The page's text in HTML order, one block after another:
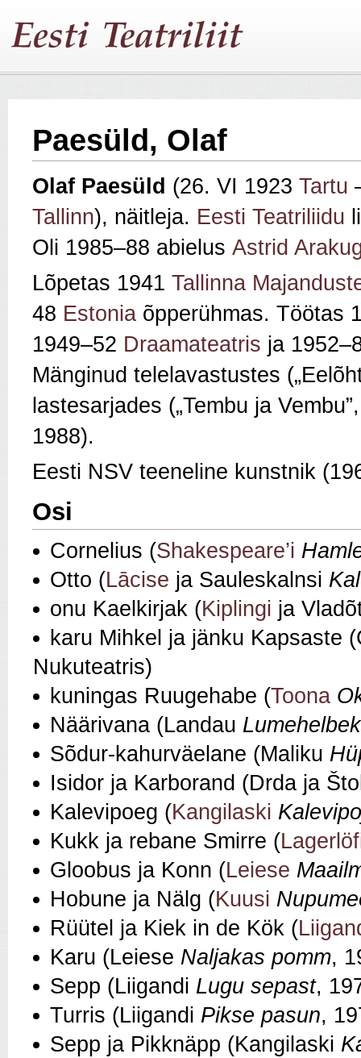
Paesüld, Olaf
Olaf Paesüld (26. VI 1923 Tartu
Tallinn), näitleja. Eesti Teatriliidu
Oli 1985–88 abielus Astrid
Lõpetas 1941 Tallinna
48 Estonia õpperühmas. Töötas
1949–52 Draamateatris ja
Mänginud telelavastustes
lastesarjades („Tembu ja
1988).
Eesti NSV teeneline kunstnik
Osi
Cornelius (Shakespeare’i
Otto (Lācise ja Sauleskalnsi
onu Kaelkirjak (Kiplingi ja
karu Mihkel ja jänku Kapsaste
Nukuteatris)
kuningas Ruugehabe (Toona
Näärivana (Landau
Sõdur‑kahurväelane (Maliku
Isidor ja Karborand (Drda ja
Kalevipoeg (Kangilaski
Kukk ja rebane Smirre (
Gloobus ja Konn (Leiese
Hobune ja Nälg (Kuusi
Rüütel ja Kiek in de Kök (
Karu (Leiese Naljakas pomm,
Sepp (Liigandi Lugu sepast,
Turris (Liigandi Pikse pasun,
Sepp ja Pikknäpp (Kangilaski